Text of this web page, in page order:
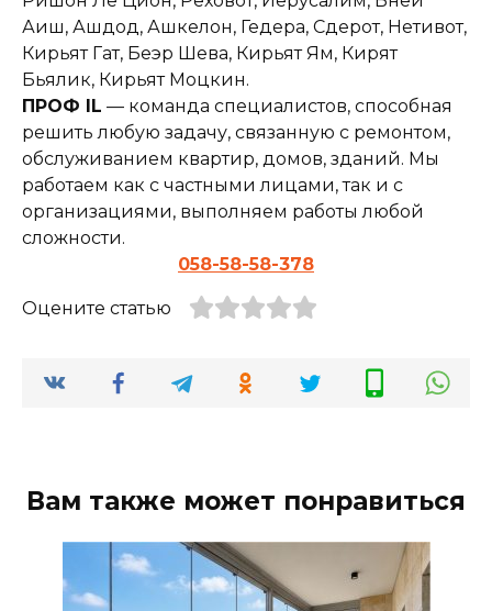
Аиш, Ашдод, Ашкелон, Гедера, Сдерот, Нетивот,
Кирьят Гат, Беэр Шева, Кирьят Ям, Кирят
Бьялик, Кирьят Моцкин.
ПРОФ IL — команда специалистов, способная
решить любую задачу, связанную с ремонтом,
обслуживанием квартир, домов, зданий. Мы
работаем как с частными лицами, так и с
организациями, выполняем работы любой
сложности.
058-58-58-378
Оцените статью
Вам также может понравиться